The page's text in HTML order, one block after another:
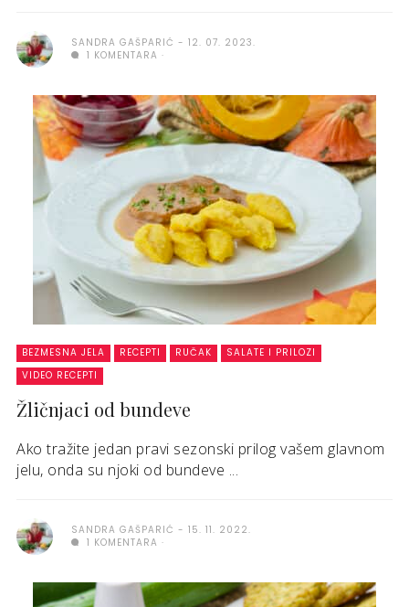
SANDRA GAŠPARIĆ
12. 07. 2023.
1 KOMENTARA
BEZMESNA JELA RECEPTI RUČAK
SALATE I PRILOZI
VIDEO RECEPTI
Žličnjaci od bundeve
Ako tražite jedan pravi sezonski prilog vašem glavnom
jelu, onda su njoki od bundeve ...
SANDRA GAŠPARIĆ
15. 11. 2022.
1 KOMENTARA